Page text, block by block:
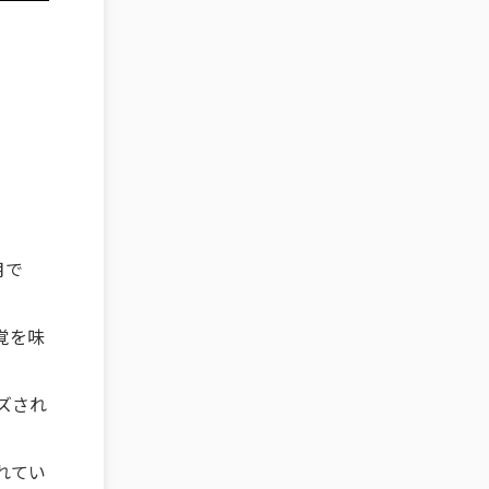
を味
され
てい